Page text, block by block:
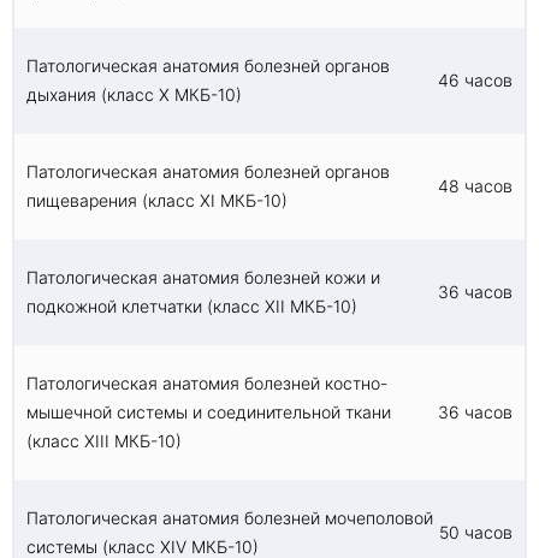
Патологическая анатомия болезней органов
дыхания (класс X МКБ-10)
46 часов
Патологическая анатомия болезней органов
пищеварения (класс XI МКБ-10)
48 часов
Патологическая анатомия болезней кожи и
подкожной клетчатки (класс XII МКБ-10)
36 часов
Патологическая анатомия болезней костно-
мышечной системы и соединительной ткани
(класс XIII МКБ-10)
36 часов
Патологическая анатомия болезней мочеполовой
системы (класс XIV МКБ-10)
50 часов